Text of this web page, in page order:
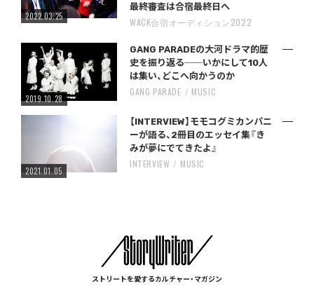
2022.03.25
最終審査は合宿最終日へ
WACK合宿オーディション2022
2019.10.28
GANG PARADEの大河ドラマ的歴
史を振り返る──いかにして10人
は集い、どこへ向かうのか
GANG PARADE MUSIC
2021.01.05
【INTERVIEW】モモコグミカンパニ
ーが語る、2冊目のエッセイ集『き
みが夢にでてきたよ』
INTERVIEW MUSIC
ストリートを愛するカルチャー・マガジン